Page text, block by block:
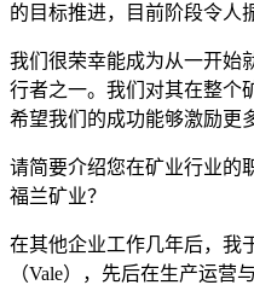
的目标推进，目前阶段令人
我们很荣幸能成为从一开始
行者之一。我们对其在整个
希望我们的成功能够激励更
请简要介绍您在矿业行业的
福兰矿业？
在其他企业工作几年后，我
（Vale），先后在生产运营